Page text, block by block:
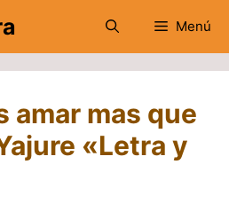
Menú
amar mas que
«Letra y